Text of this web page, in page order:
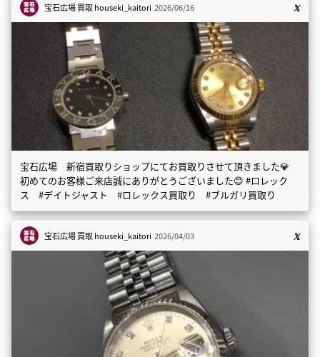
宝石広場 買取houseki_kaitori 2026/06/16
宝石広場 新宿買取りショップにてお買取りさせて頂きました💎
初めてのお客様ご来店誠にありがとうございました😊 #ロレック
ス #デイトジャスト #ロレックス買取り #ブルガリ買取り
宝石広場 買取houseki_kaitori 2026/04/03